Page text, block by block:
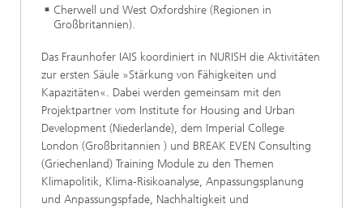
Cherwell und West Oxfordshire (Regionen in
Großbritannien).
Das Fraunhofer IAIS koordiniert in NURISH die Aktivitäten
zur ersten Säule »Stärkung von Fähigkeiten und
Kapazitäten«. Dabei werden gemeinsam mit den
Projektpartner vom Institute for Housing and Urban
Development (Niederlande), dem Imperial College
London (Großbritannien ) und BREAK EVEN Consulting
(Griechenland) Training Module zu den Themen
Klimapolitik, Klima-Risikoanalyse, Anpassungsplanung
und Anpassungspfade, Nachhaltigkeit und